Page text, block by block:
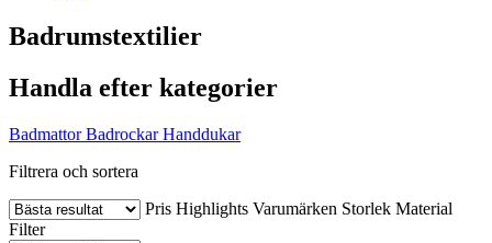
Badrumstextilier
Handla efter kategorier
Badmattor Badrockar Handdukar
Filtrera och sortera
Pris Highlights Varumärken Storlek Material
Filter